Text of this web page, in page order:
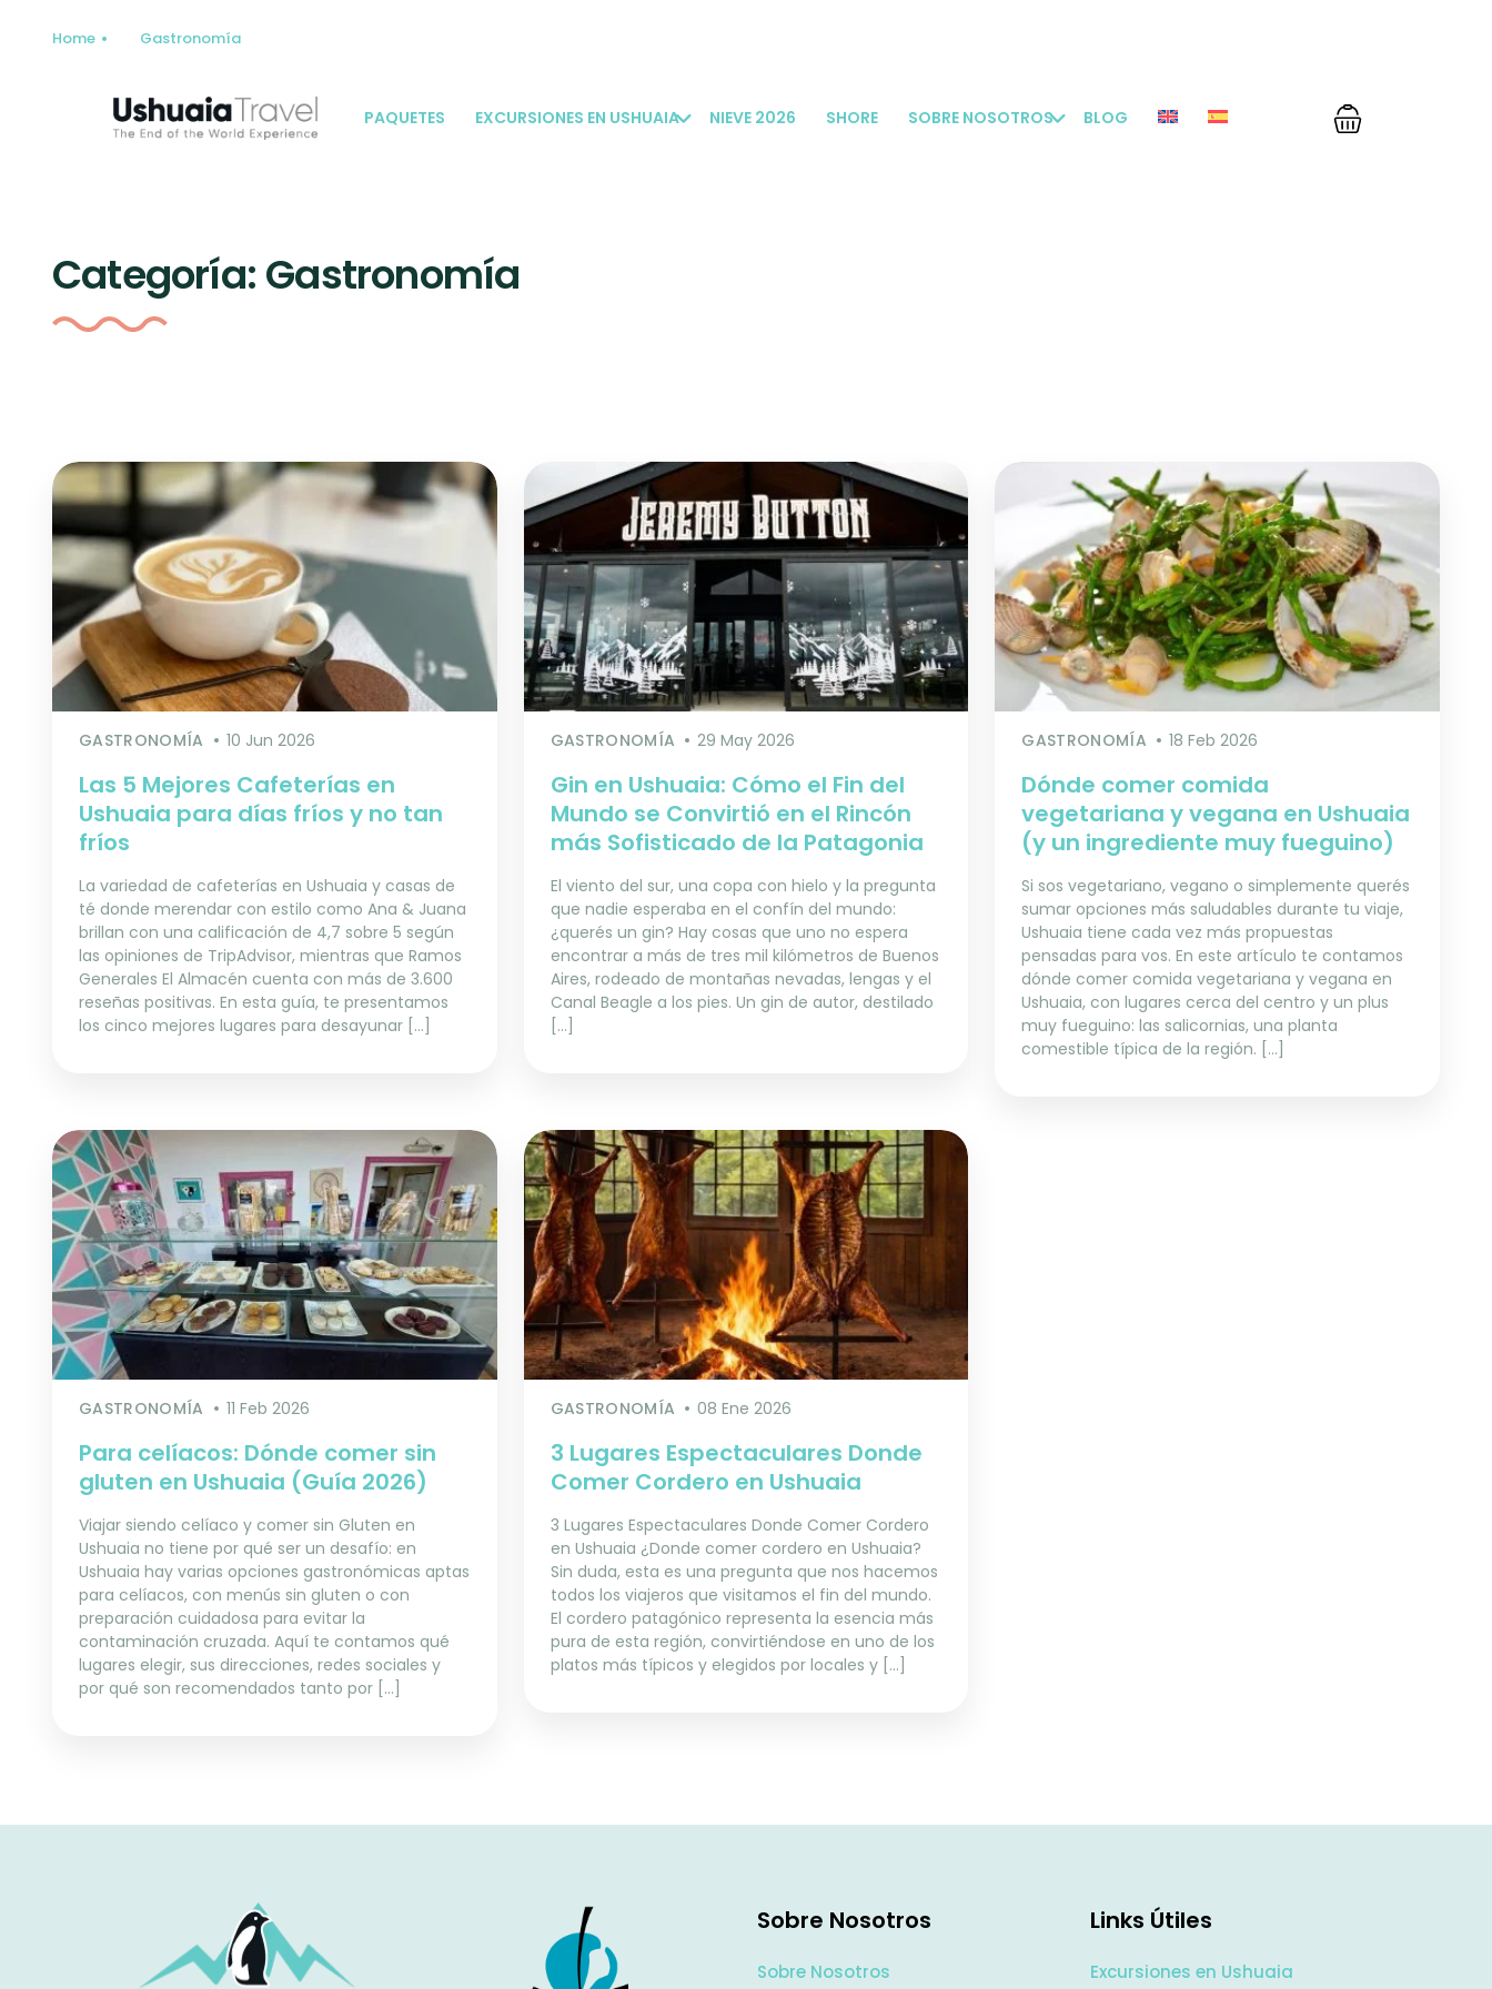
PAQUETES EXCURSIONES EN USHUAIA NIEVE 2026 SHORE SOBRE NOSOTROS BLOG
Categoría:Gastronomía
Home Gastronomía
GASTRONOMÍA 10 Jun 2026
Las 5 Mejores Cafeterías en
Ushuaia para días fríos y no tan
fríos
La variedad de cafeterías en Ushuaia y casas de
té donde merendar con estilo como Ana & Juana
brillan con una calificación de 4,7 sobre 5 según
las opiniones de TripAdvisor, mientras que Ramos
Generales El Almacén cuenta con más de 3.600
reseñas positivas. En esta guía, te presentamos
los cinco mejores lugares para desayunar […]
GASTRONOMÍA 29 May 2026
Gin en Ushuaia: Cómo el Fin del
Mundo se Convirtió en el Rincón
más Sofisticado de la Patagonia
El viento del sur, una copa con hielo y la pregunta
que nadie esperaba en el confín del mundo:
¿querés un gin? Hay cosas que uno no espera
encontrar a más de tres mil kilómetros de Buenos
Aires, rodeado de montañas nevadas, lengas y el
Canal Beagle a los pies. Un gin de autor, destilado
[…]
GASTRONOMÍA 18 Feb 2026
Dónde comer comida
vegetariana y vegana en Ushuaia
(y un ingrediente muy fueguino)
Si sos vegetariano, vegano o simplemente querés
sumar opciones más saludables durante tu viaje,
Ushuaia tiene cada vez más propuestas
pensadas para vos. En este artículo te contamos
dónde comer comida vegetariana y vegana en
Ushuaia, con lugares cerca del centro y un plus
muy fueguino: las salicornias, una planta
comestible típica de la región. […]
GASTRONOMÍA 11 Feb 2026
Para celíacos: Dónde comer sin
gluten en Ushuaia (Guía 2026)
Viajar siendo celíaco y comer sin Gluten en
Ushuaia no tiene por qué ser un desafío: en
Ushuaia hay varias opciones gastronómicas aptas
para celíacos, con menús sin gluten o con
preparación cuidadosa para evitar la
contaminación cruzada. Aquí te contamos qué
lugares elegir, sus direcciones, redes sociales y
por qué son recomendados tanto por […]
GASTRONOMÍA 08 Ene 2026
3 Lugares Espectaculares Donde
Comer Cordero en Ushuaia
3 Lugares Espectaculares Donde Comer Cordero
en Ushuaia ¿Donde comer cordero en Ushuaia?
Sin duda, esta es una pregunta que nos hacemos
todos los viajeros que visitamos el fin del mundo.
El cordero patagónico representa la esencia más
pura de esta región, convirtiéndose en uno de los
platos más típicos y elegidos por locales y […]
Sobre Nosotros
Sobre Nosotros
Links Útiles
Excursiones en Ushuaia